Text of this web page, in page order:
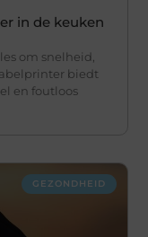
in de keuken
om snelheid,
biedt
en foutloos
GEZONDHEID